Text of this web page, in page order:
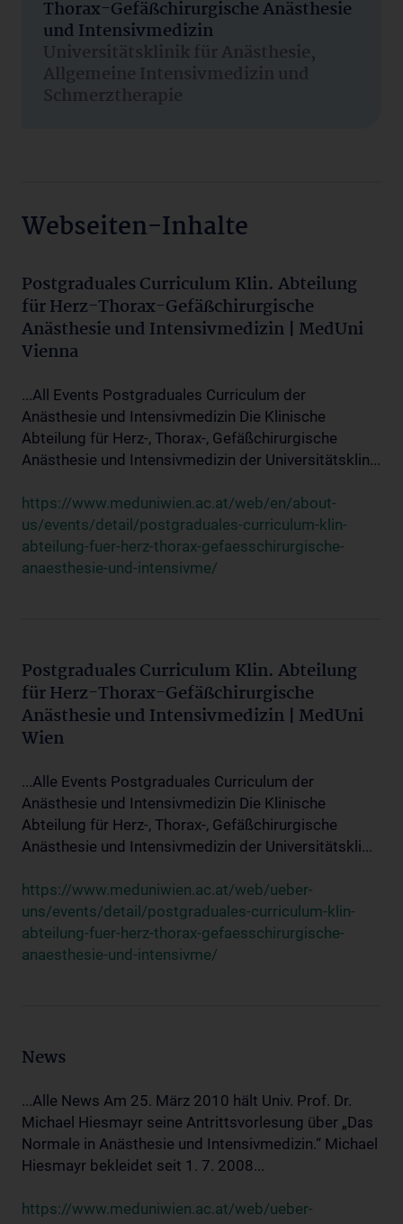
Thorax-Gefäßchirurgische Anästhesie
und Intensivmedizin
Universitätsklinik für Anästhesie,
Allgemeine Intensivmedizin und
Schmerztherapie
Webseiten-Inhalte
Postgraduales Curriculum Klin. Abteilung
für Herz-Thorax-Gefäßchirurgische
Anästhesie und Intensivmedizin | MedUni
Vienna
...All Events Postgraduales Curriculum der
Anästhesie und Intensivmedizin Die Klinische
Abteilung für Herz-, Thorax-, Gefäßchirurgische
Anästhesie und Intensivmedizin der Universitätsklin...
https://www.meduniwien.ac.at/web/en/about-
us/events/detail/postgraduales-curriculum-klin-
abteilung-fuer-herz-thorax-gefaesschirurgische-
anaesthesie-und-intensivme/
Postgraduales Curriculum Klin. Abteilung
für Herz-Thorax-Gefäßchirurgische
Anästhesie und Intensivmedizin | MedUni
Wien
...Alle Events Postgraduales Curriculum der
Anästhesie und Intensivmedizin Die Klinische
Abteilung für Herz-, Thorax-, Gefäßchirurgische
Anästhesie und Intensivmedizin der Universitätskli...
https://www.meduniwien.ac.at/web/ueber-
uns/events/detail/postgraduales-curriculum-klin-
abteilung-fuer-herz-thorax-gefaesschirurgische-
anaesthesie-und-intensivme/
News
...Alle News Am 25. März 2010 hält Univ. Prof. Dr.
Michael Hiesmayr seine Antrittsvorlesung über „Das
Normale in Anästhesie und Intensivmedizin.“ Michael
Hiesmayr bekleidet seit 1. 7. 2008...
https://www.meduniwien.ac.at/web/ueber-